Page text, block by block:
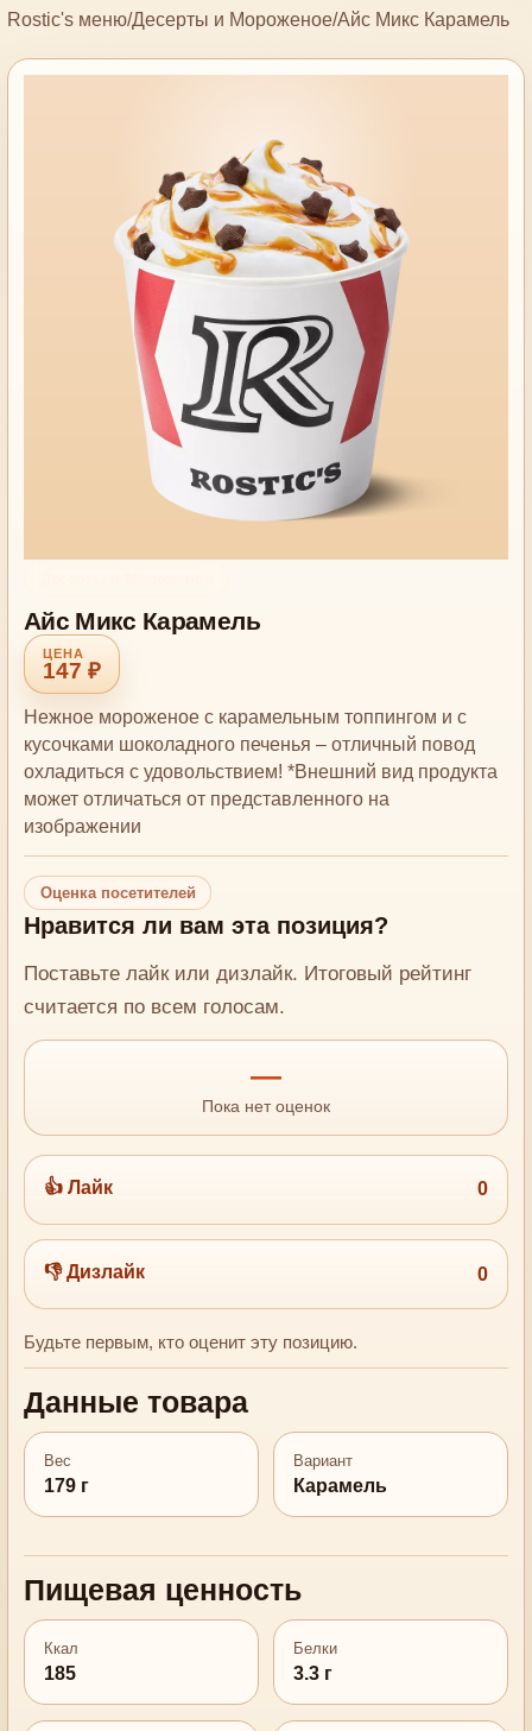
Rostic's меню/Десерты и Мороженое/Айс Микс Карамель
Айс Микс Карамель
147 ₽
Нежное мороженое с карамельным топпингом и с
кусочками шоколадного печенья – отличный повод
охладиться с удовольствием! *Внешний вид продукта
может отличаться от представленного на
изображении
Оценка посетителей
Нравится ли вам эта позиция?
Поставьте лайк или дизлайк. Итоговый рейтинг
считается по всем голосам.
—
Пока нет оценок
👍 Лайк 0
👎 Дизлайк 0
Будьте первым, кто оценит эту позицию.
Данные товара
Вес
179 г
Вариант
Карамель
Пищевая ценность
Ккал
185
Белки
3.3 г